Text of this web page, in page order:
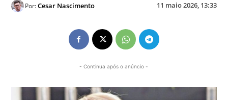
Por:Cesar Nascimento 11 maio 2026, 13:33
- Continua após o anúncio -